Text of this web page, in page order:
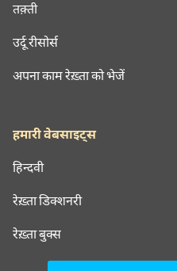
तक़्ती
उर्दू रीसोर्स
अपना काम रेख़्ता को भेजें
हमारी वेबसाइट्स
हिन्दवी
रेख़्ता डिक्शनरी
रेख़्ता बुक्स